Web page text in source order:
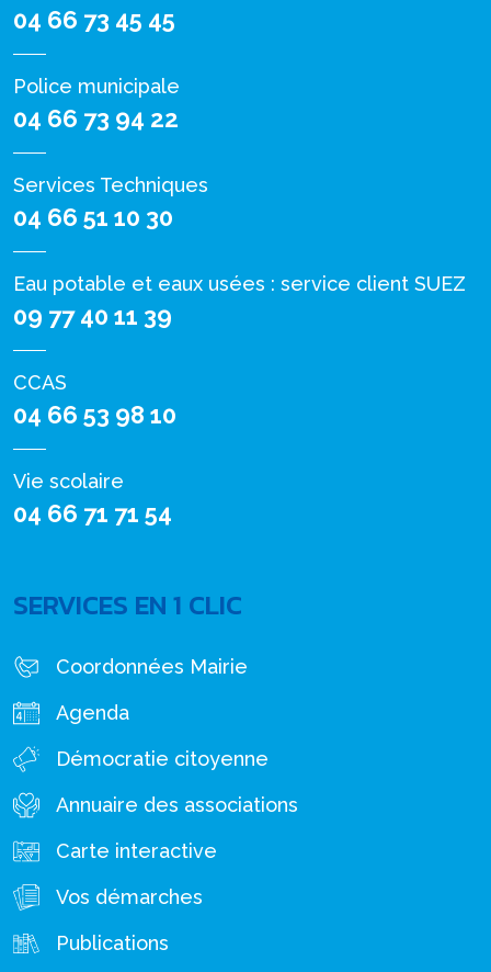
04 66 73 45 45
Police municipale
04 66 73 94 22
Services Techniques
04 66 51 10 30
Eau potable et eaux usées : service client SUEZ
09 77 40 11 39
CCAS
04 66 53 98 10
Vie scolaire
04 66 71 71 54
SERVICES EN 1 CLIC
Coordonnées Mairie
Agenda
Démocratie citoyenne
Annuaire des associations
Carte interactive
Vos démarches
Publications